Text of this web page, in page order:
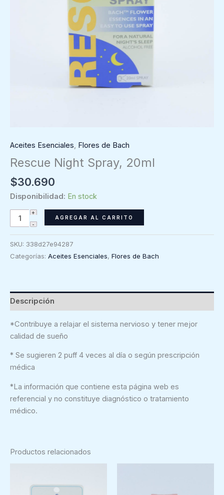
Aceites Esenciales, Flores de Bach
Rescue Night Spray, 20ml
$30.690
Disponibilidad: En stock
Rescue
Night
cantidad
AGREGAR AL CARRITO
SKU: 338d27e94287
Categorías: Aceites Esenciales, Flores de Bach
Descripción
*Contribuye a relajar el sistema nervioso y tener mejor
calidad de sueño
* Se sugieren 2 puff 4 veces al día o según prescripción
médica
*La información que contiene esta página web es
referencial y no constituye diagnóstico o tratamiento
médico.
Productos relacionados